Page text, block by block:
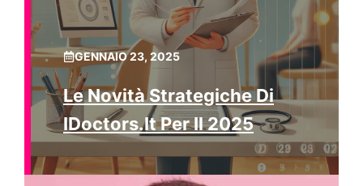
GENNAIO 23, 2025
Le Novità Strategiche Di
IDoctors.it Per Il 2025